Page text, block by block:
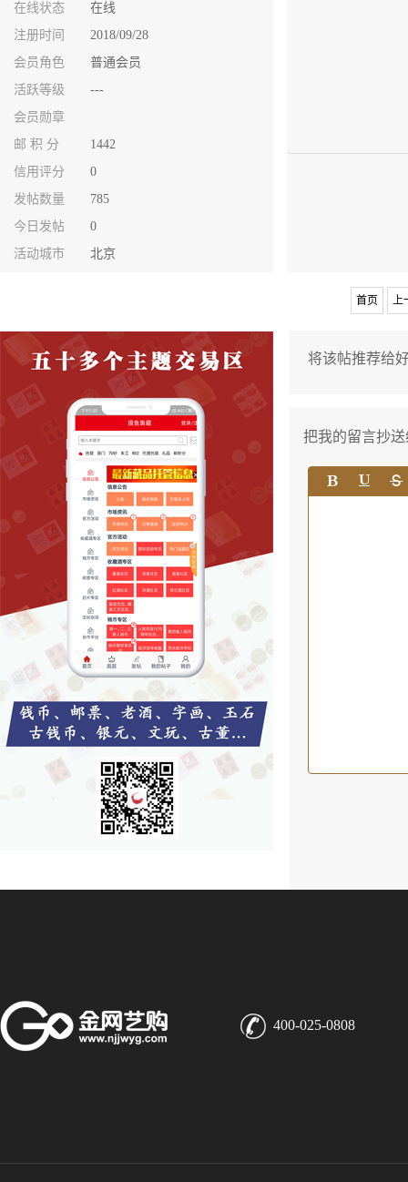
在线状态
在线
注册时间
2018/09/28
会员角色
普通会员
活跃等级
---
会员勋章
邮 积 分
1442
信用评分
0
发帖数量
785
今日发帖
0
活动城市
北京
首页 上
将该帖推荐给
把我的留言抄送
400-025-0808